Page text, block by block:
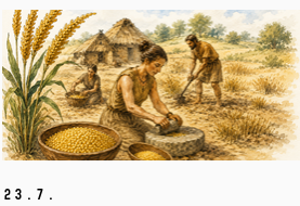
23. 7.